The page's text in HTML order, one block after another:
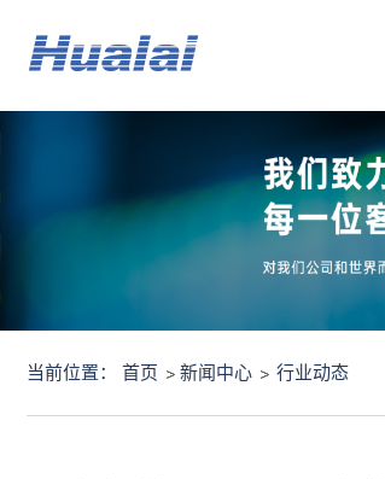
当前位置： 首页 新闻中心 行业动态